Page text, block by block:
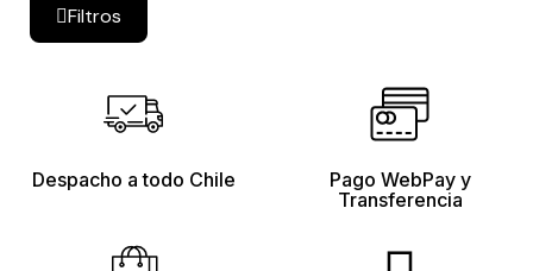
Filtros
Despacho a todo Chile
Pago WebPay y
Transferencia